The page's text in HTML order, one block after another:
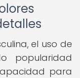
el uso de
popularidad
para